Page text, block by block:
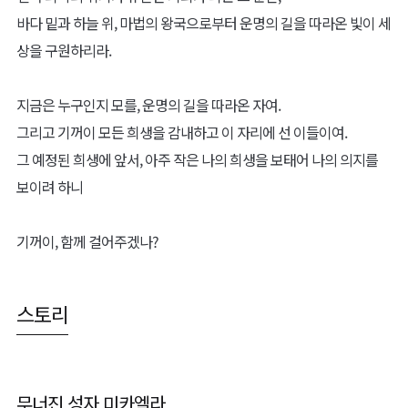
바다 밑과 하늘 위, 마법의 왕국으로부터 운명의 길을 따라온 빛이 세
상을 구원하리라.
지금은 누구인지 모를, 운명의 길을 따라온 자여.
그리고 기꺼이 모든 희생을 감내하고 이 자리에 선 이들이여.
그 예정된 희생에 앞서, 아주 작은 나의 희생을 보태어 나의 의지를
보이려 하니
기꺼이, 함께 걸어주겠나?
스토리